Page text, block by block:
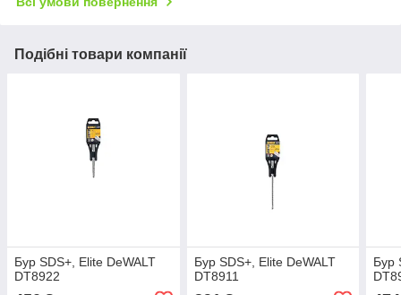
Подібні товари компанії
Бур SDS+, Elite DeWALT
DT8922
Бур SDS+, Elite DeWALT
DT8911
Бур